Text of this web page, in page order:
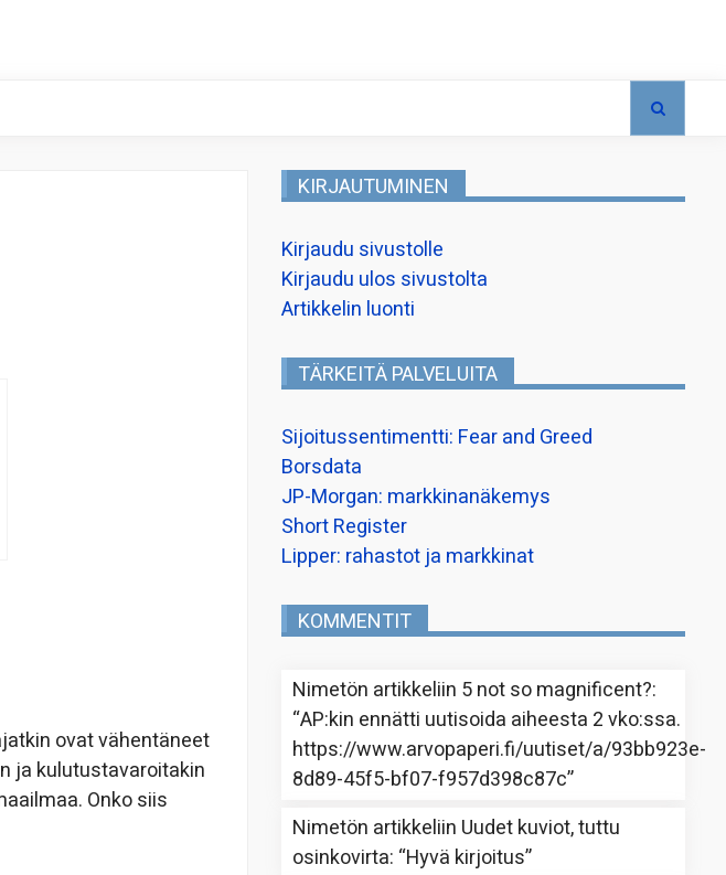
ovat vähentäneet
ja kulutustavaroitakin
Onko siis
KIRJAUTUMINEN
Kirjaudu sivustolle
Kirjaudu ulos sivustolta
Artikkelin luonti
TÄRKEITÄ PALVELUITA
Sijoitussentimentti: Fear and Greed
Borsdata
JP-Morgan: markkinanäkemys
Short Register
Lipper: rahastot ja markkinat
KOMMENTIT
Nimetön artikkeliin 5 not so magnificent?:
“AP:kin ennätti uutisoida aiheesta 2 vko:ssa.
https://www.arvopaperi.fi/uutiset/a/93bb923e-
8d89-45f5-bf07-f957d398c87c”
Nimetön artikkeliin Uudet kuviot, tuttu
osinkovirta: “Hyvä kirjoitus”